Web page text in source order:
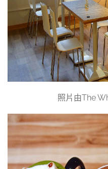
照片由The